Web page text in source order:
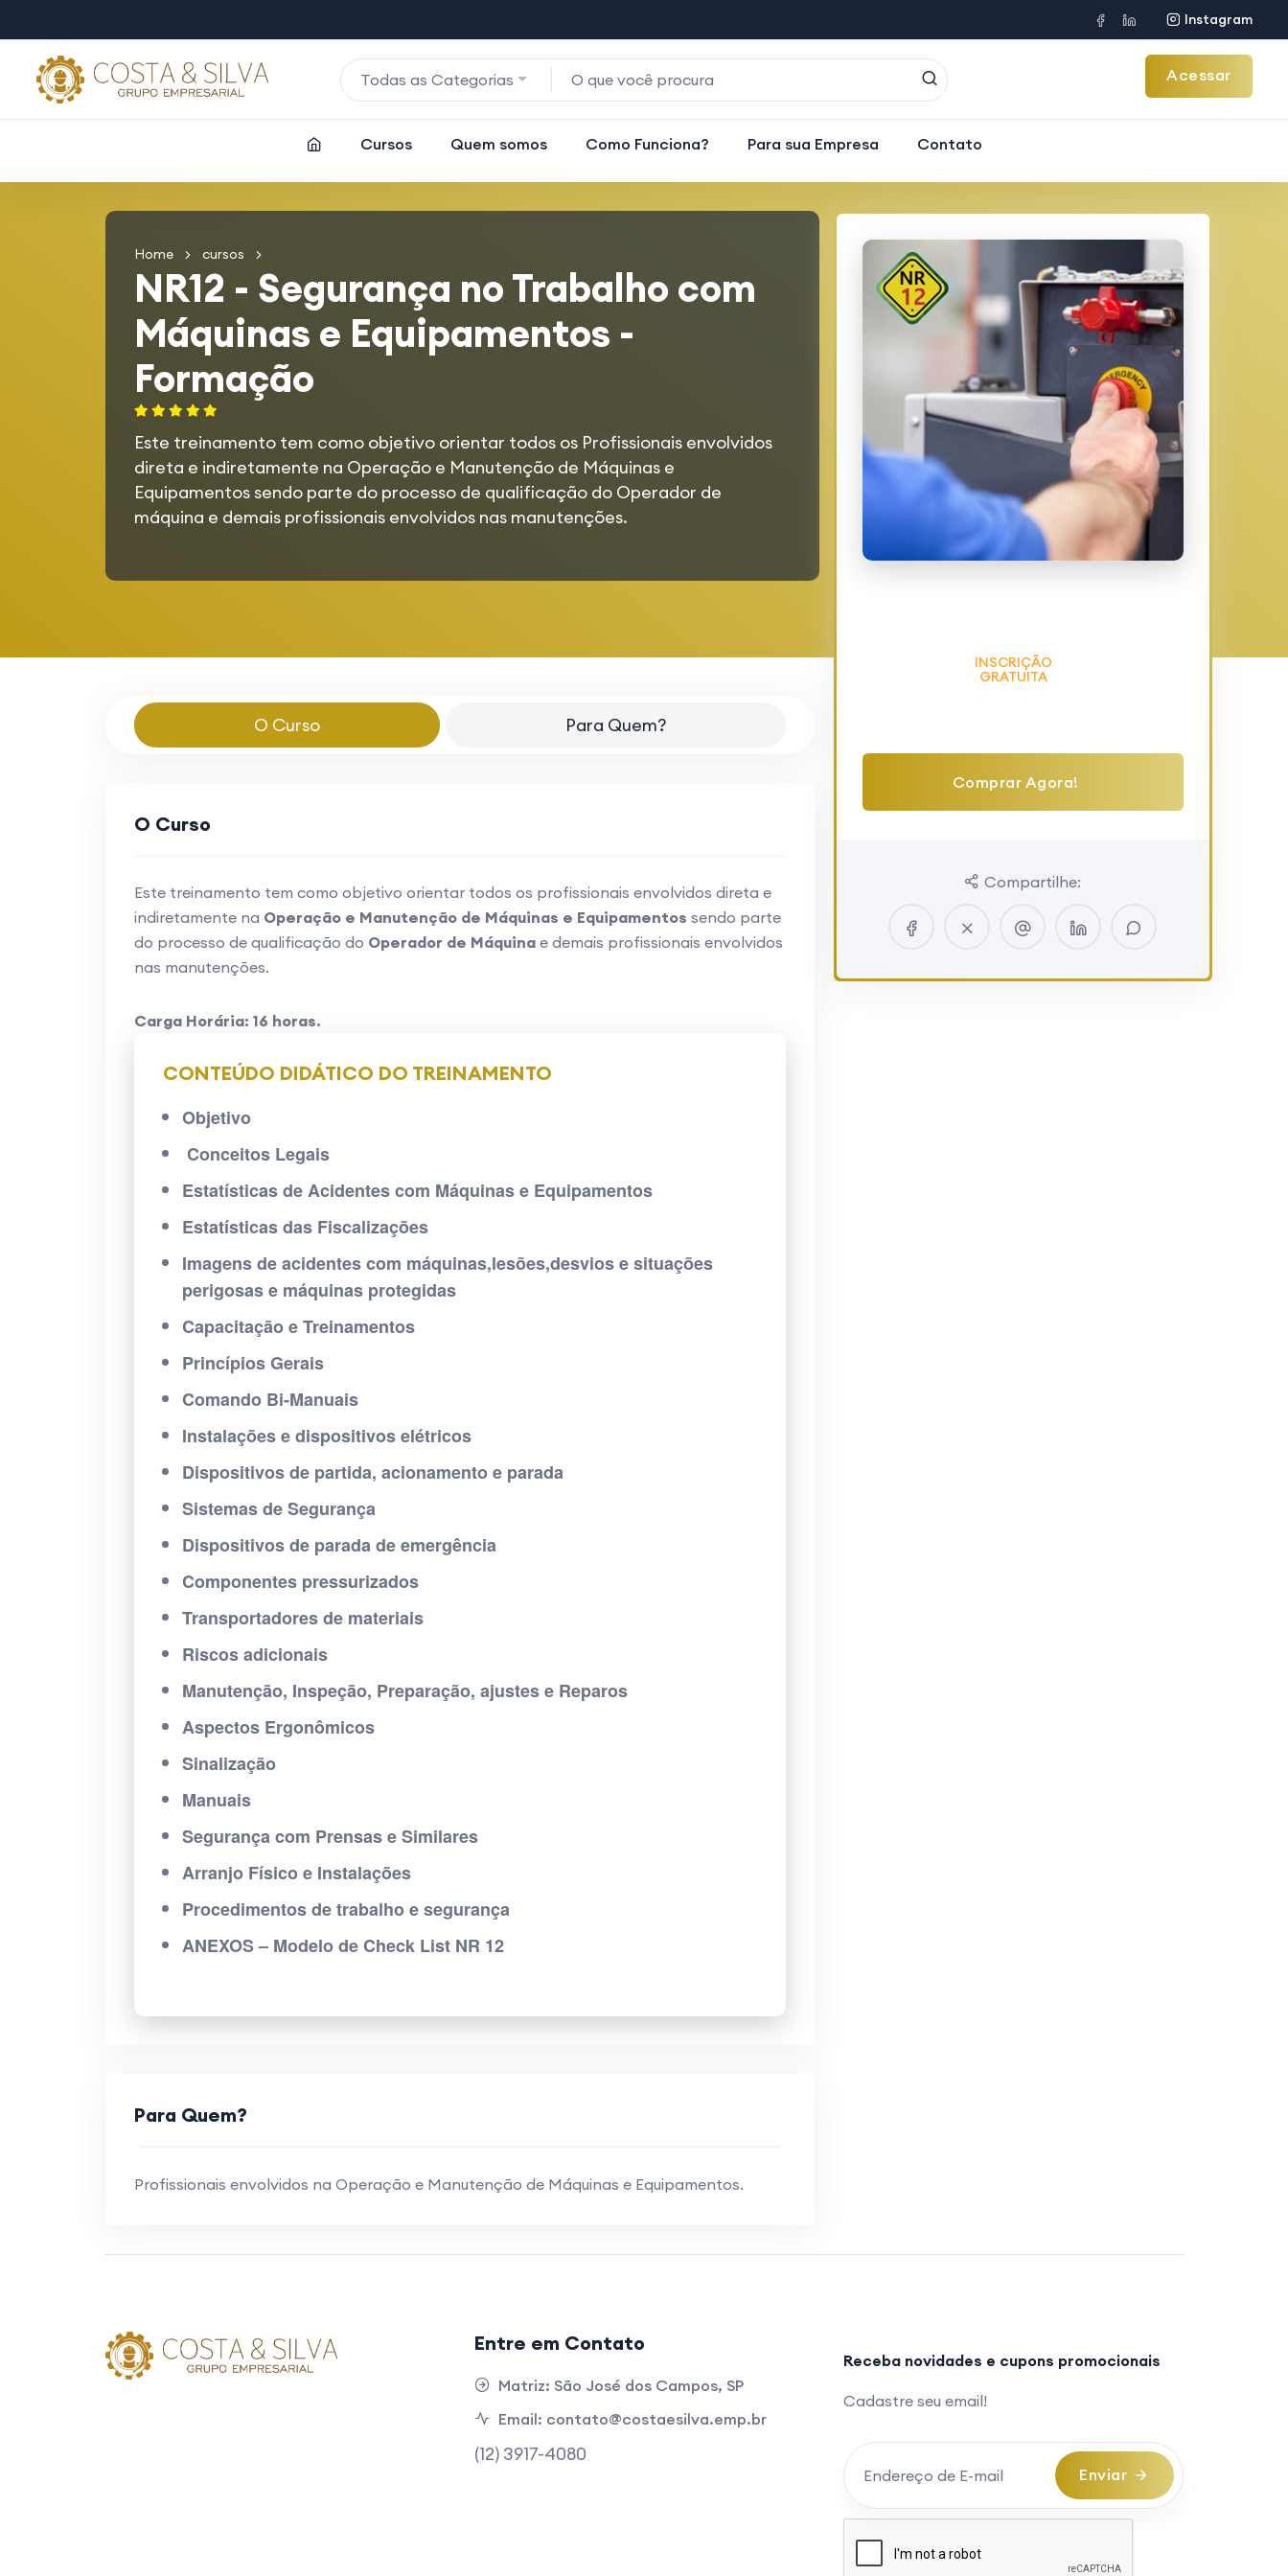
Instagram
Todas as Categorias Acessar
Cursos Quem somos Como Funciona? Para sua Empresa Contato
Home cursos
NR12 - Segurança no Trabalho com
Máquinas e Equipamentos -
Formação
Este treinamento tem como objetivo orientar todos os Profissionais envolvidos
direta e indiretamente na Operação e Manutenção de Máquinas e
Equipamentos sendo parte do processo de qualificação do Operador de
máquina e demais profissionais envolvidos nas manutenções.
INSCRIÇÃO
GRATUITA
Comprar Agora!
Compartilhe:
O Curso Para Quem?
O Curso
Este treinamento tem como objetivo orientar todos os profissionais envolvidos direta e
indiretamente na Operação e Manutenção de Máquinas e Equipamentos sendo parte
do processo de qualificação do Operador de Máquinae demais profissionais envolvidos
nas manutenções.
Carga Horária: 16 horas.
CONTEÚDO DIDÁTICO DO TREINAMENTO
Objetivo
Conceitos Legais
Estatísticas de Acidentes com Máquinas e Equipamentos
Estatísticas das Fiscalizações
Imagens de acidentes com máquinas,lesões,desvios e situações
perigosas e máquinas protegidas
Capacitação e Treinamentos
Princípios Gerais
Comando Bi-Manuais
Instalações e dispositivos elétricos
Dispositivos de partida, acionamento e parada
Sistemas de Segurança
Dispositivos de parada de emergência
Componentes pressurizados
Transportadores de materiais
Riscos adicionais
Manutenção, Inspeção, Preparação, ajustes e Reparos
Aspectos Ergonômicos
Sinalização
Manuais
Segurança com Prensas e Similares
Arranjo Físico e Instalações
Procedimentos de trabalho e segurança
ANEXOS – Modelo de Check List NR 12
Para Quem?
Profissionais envolvidos na Operação e Manutenção de Máquinas e Equipamentos.
Entre em Contato
Matriz: São José dos Campos, SP
Email: contato@costaesilva.emp.br
(12) 3917-4080
Receba novidades e cupons promocionais
Cadastre seu email!
Enviar